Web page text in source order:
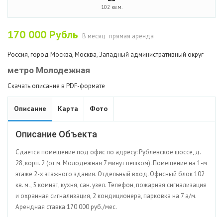
102 кв.м.
170 000 Рубль В месяц прямая аренда
Россия,город Москва,Москва,Западный административный округ
метро Молодежная
Скачать описание в PDF-формате
Описание Карта Фото
Описание Объекта
Сдается помещение под офис по адресу: Рублевское шоссе, д.
28, корп. 2 (от м. Молодежная 7 минут пешком). Помещение на 1-м
этаже 2-х этажного здания. Отдельный вход. Офисный блок 102
кв. м., 5 комнат, кухня, сан. узел. Телефон, пожарная сигнализация
и охранная сигнализация, 2 кондиционера, парковка на 7 а/м.
Арендная ставка 170 000 руб./мес.